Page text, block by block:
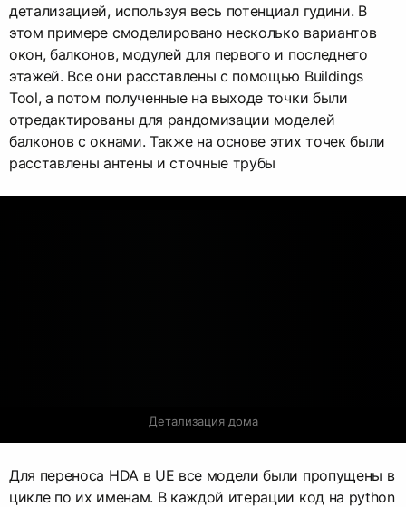
детализацией, используя весь потенциал гудини. В
этом примере смоделировано несколько вариантов
окон, балконов, модулей для первого и последнего
этажей. Все они расставлены с помощью Buildings
Tool, а потом полученные на выходе точки были
отредактированы для рандомизации моделей
балконов с окнами. Также на основе этих точек были
расставлены антены и сточные трубы
Детализация дома
Для переноса HDA в UE все модели были пропущены в
цикле по их именам. В каждой итерации код на python